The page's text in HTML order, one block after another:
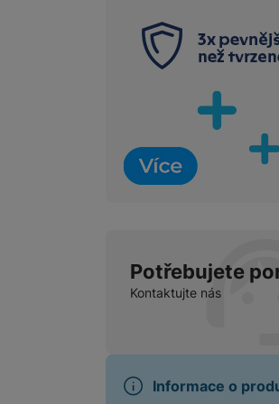
na
Potřebujete
Kontaktujte nás
Informace o